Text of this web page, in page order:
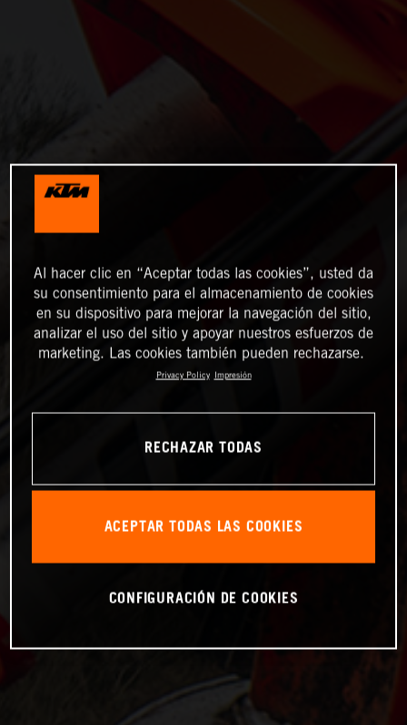
Al hacer clic en “Aceptar todas las cookies”, usted da
su consentimiento para el almacenamiento de cookies
en su dispositivo para mejorar la navegación del sitio,
analizar el uso del sitio y apoyar nuestros esfuerzos de
marketing. Las cookies también pueden rechazarse.
Privacy Policy Impresión
RECHAZAR TODAS
ACEPTAR TODAS LAS COOKIES
CONFIGURACIÓN DE COOKIES